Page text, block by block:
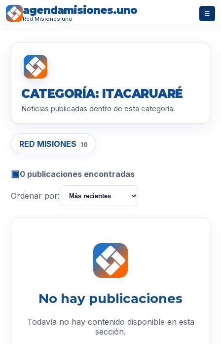
agendamisiones.uno
Red Misiones.uno
☰
CATEGORÍA: ITACARUARÉ
Noticias publicadas dentro de esta categoría.
RED MISIONES 10
▣0 publicaciones encontradas
Ordenar por:
No hay publicaciones
Todavía no hay contenido disponible en esta
sección.